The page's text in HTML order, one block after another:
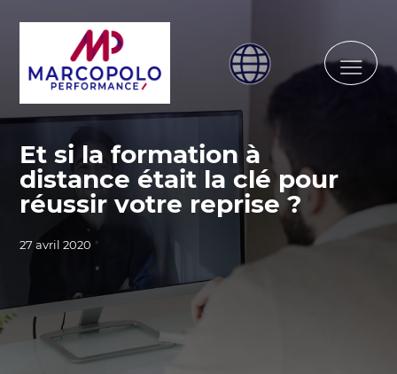
Et si la formation à
distance était la clé pour
réussir votre reprise ?
27 avril 2020